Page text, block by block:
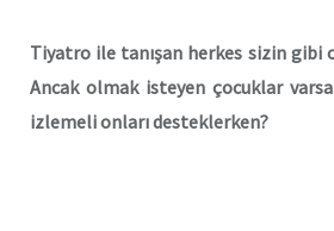
Tiyatro ile tanışan herkes sizin gibi
Ancak olmak isteyen çocuklar
izlemeli onları desteklerken?